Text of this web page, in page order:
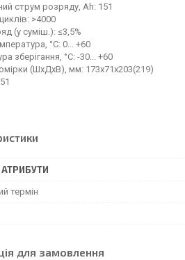
струм розряду, Ah: 151
>4000
(у суміш.): ≤3,5%
°C: 0... +60
зберігання, °C: -30... +60
(ШхДхВ), мм: 173х71х203(219)
термін
для замовлення